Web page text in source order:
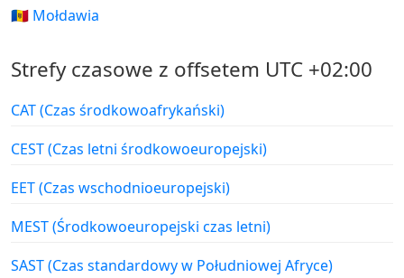
🇲🇩 Mołdawia
Strefy czasowe z offsetem UTC +02:00
CAT (Czas środkowoafrykański)
CEST (Czas letni środkowoeuropejski)
EET (Czas wschodnioeuropejski)
MEST (Środkowoeuropejski czas letni)
SAST (Czas standardowy w Południowej Afryce)